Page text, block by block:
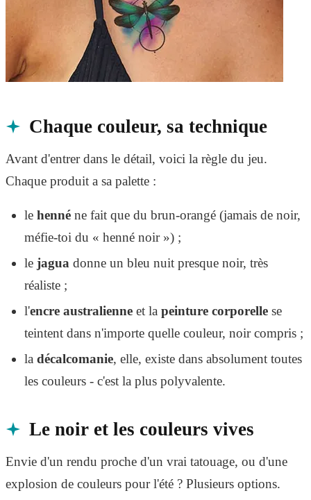
Chaque couleur, sa technique
Avant d'entrer dans le détail, voici la règle du jeu.
Chaque produit a sa palette :
le hennéne fait que du brun-orangé (jamais de noir,
méfie-toi du « henné noir ») ;
le jagua donne un bleu nuit presque noir, très
réaliste ;
l'encre australienneet la peinture corporellese
teintent dans n'importe quelle couleur, noir compris ;
la décalcomanie, elle, existe dans absolument toutes
les couleurs - c'est la plus polyvalente.
Le noir et les couleurs vives
Envie d'un rendu proche d'un vrai tatouage, ou d'une
explosion de couleurs pour l'été ? Plusieurs options.